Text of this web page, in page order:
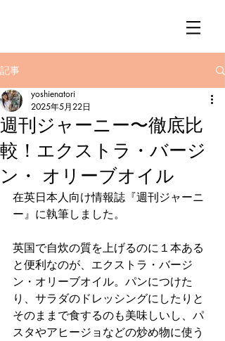
記事
週刊ジャーニー〜徹底比
較！エクストラ・バージ
ン・ オリーブオイル
yoshienatori
2025年5月22日
在英日本人向け情報誌『週刊ジャーニ
ー』に執筆しました。
英国で自炊の質を上げるのに１本ある
と便利なのが、エクストラ・バージ
ン・オリーブオイル。パンにつけた
り、サラダのドレッシングにしたりと
そのままで食するのも美味しいし、パ
スタやアヒージョなどの炒め物に使う